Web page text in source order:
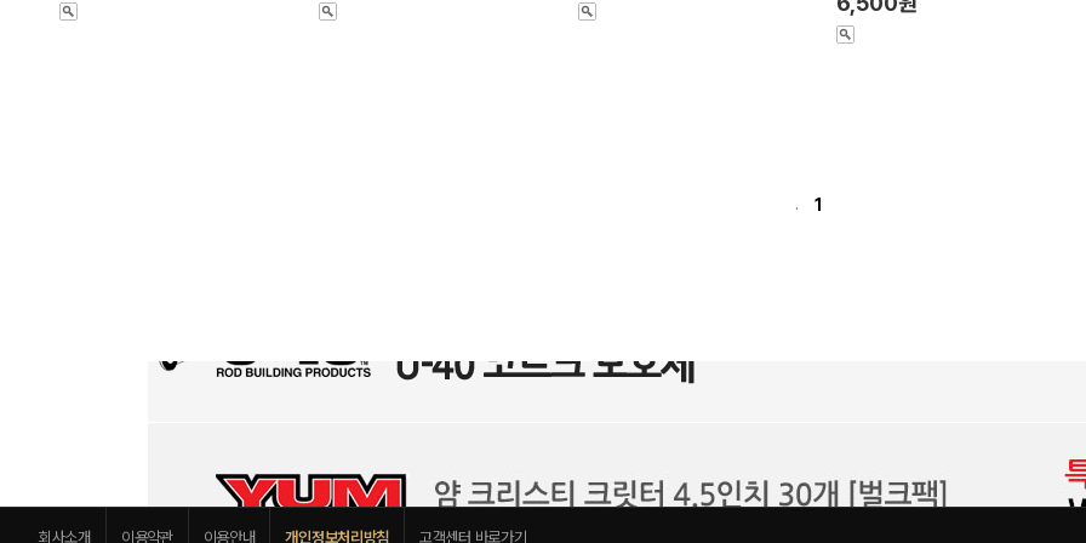
. 1
회사소개 이용약관 이용안내 개인정보처리방침 고객센터 바로가기